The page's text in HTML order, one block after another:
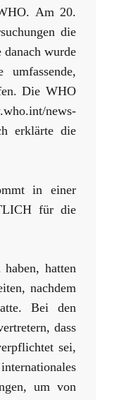
Am 20.
die
wurde
Die WHO
news-
erklärte die
in einer
für die
hatten
nachdem
Bei den
dass
sei,
um von